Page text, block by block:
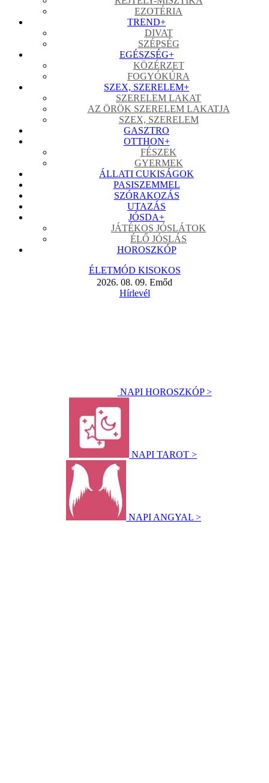
EZOTÉRIA
TREND+
DIVAT
SZÉPSÉG
EGÉSZSÉG+
KÖZÉRZET
FOGYÓKÚRA
SZEX, SZERELEM+
SZERELEM LAKAT
AZ ÖRÖK SZERELEM LAKATJA
SZEX, SZERELEM
GASZTRO
OTTHON+
FÉSZEK
GYERMEK
ÁLLATI CUKISÁGOK
PASISZEMMEL
SZÓRAKOZÁS
UTAZÁS
JÓSDA+
JÁTÉKOS JÓSLÁTOK
ÉLŐ JÓSLÁS
HOROSZKÓP
ÉLETMÓD KISOKOS
2026. 08. 09. Emőd
Hírlevél
NAPI HOROSZKÓP >
NAPI TAROT >
NAPI ANGYAL >